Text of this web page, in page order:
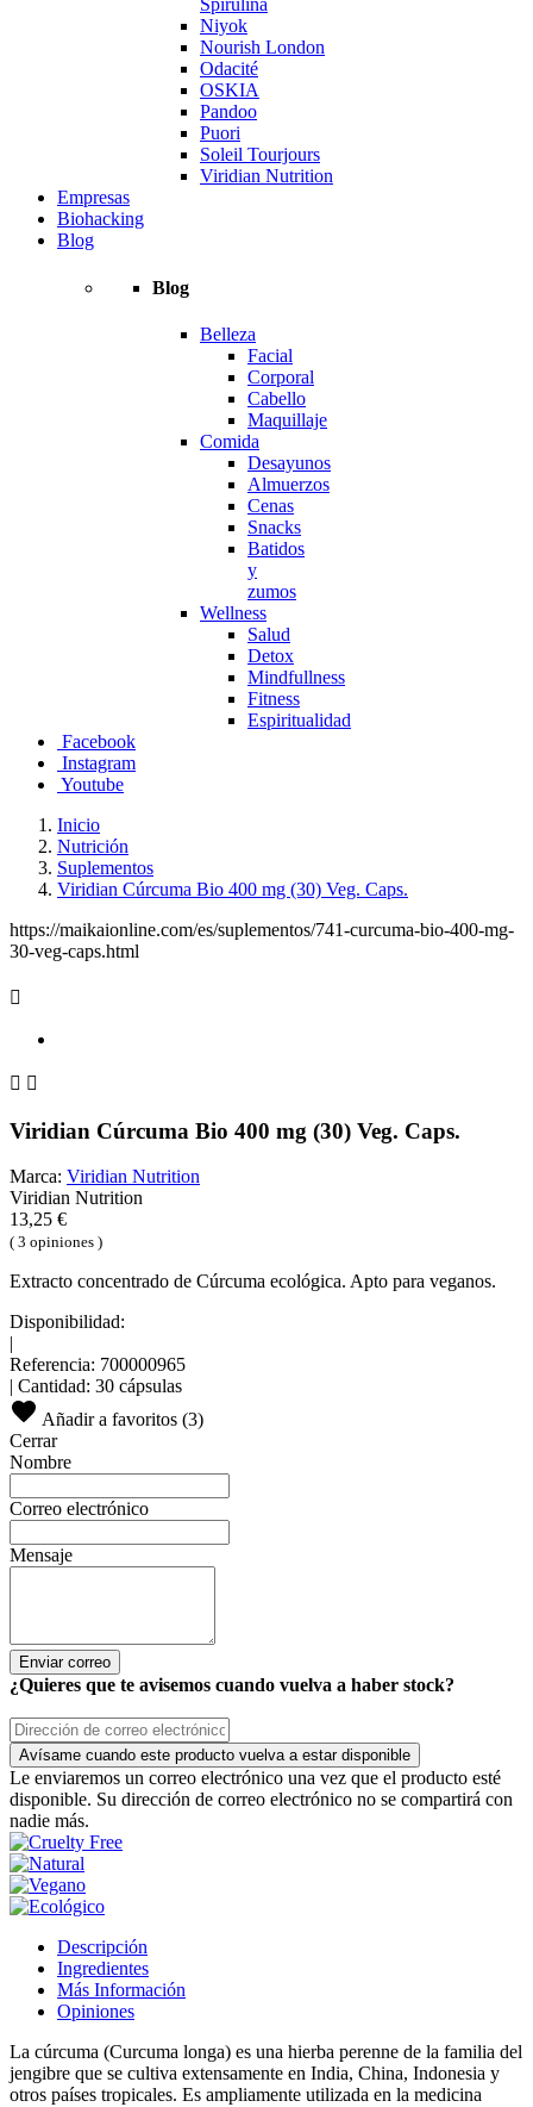
Spirulina
Niyok
Nourish London
Odacité
OSKIA
Pandoo
Puori
Soleil Tourjours
Viridian Nutrition
Empresas
Biohacking
Blog
Blog
Belleza
Facial
Corporal
Cabello
Maquillaje
Comida
Desayunos
Almuerzos
Cenas
Snacks
Batidos
y
zumos
Wellness
Salud
Detox
Mindfullness
Fitness
Espiritualidad
Facebook
Instagram
Youtube
Inicio
Nutrición
Suplementos
Viridian Cúrcuma Bio 400 mg (30) Veg. Caps.
https://maikaionline.com/es/suplementos/741-curcuma-bio-400-mg-
30-veg-caps.html

 
Viridian Cúrcuma Bio 400 mg (30) Veg. Caps.
Marca: Viridian Nutrition
Viridian Nutrition
13,25 €
( 3 opiniones )
Extracto concentrado de Cúrcuma ecológica. Apto para veganos.
Disponibilidad:
|
Referencia: 700000965
| Cantidad: 30 cápsulas
Añadir a favoritos (3)
Cerrar
Nombre
Correo electrónico
Mensaje
Enviar correo
¿Quieres que te avisemos cuando vuelva a haber stock?
Avísame cuando este producto vuelva a estar disponible
Le enviaremos un correo electrónico una vez que el producto esté
disponible. Su dirección de correo electrónico no se compartirá con
nadie más.
Descripción
Ingredientes
Más Información
Opiniones
La cúrcuma (Curcuma longa) es una hierba perenne de la familia del
jengibre que se cultiva extensamente en India, China, Indonesia y
otros países tropicales. Es ampliamente utilizada en la medicina